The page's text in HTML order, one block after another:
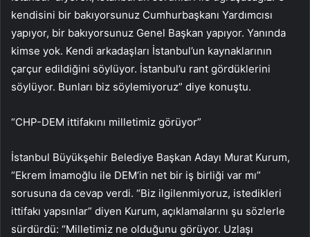
kendisini bir bakıyorsunuz Cumhurbaşkanı Yardımcısı
yapıyor, bir bakıyorsunuz Genel Başkan yapıyor. Yanında
kimse yok. Kendi arkadaşları İstanbul’un kaynaklarının
çarçur edildiğini söylüyor. İstanbul’u rant gördüklerini
söylüyor. Bunları biz söylemiyoruz” diye konuştu.
“CHP-DEM ittifakını milletimiz görüyor”
İstanbul Büyükşehir Belediye Başkan Adayı Murat Kurum,
“Ekrem İmamoğlu ile DEM’in net bir iş birliği var mı”
sorusuna da cevap verdi. “Biz ilgilenmiyoruz, istedikleri
ittifakı yapsınlar” diyen Kurum, açıklamalarını şu sözlerle
sürdürdü: “Milletimiz ne olduğunu görüyor. Uzlaşı